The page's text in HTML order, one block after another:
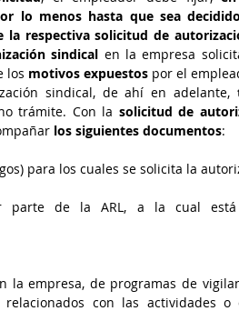
lo menos hasta que sea
la respectiva solicitud de
sindical en la empresa
los motivos expuestos por el
sindical, de ahí en adelante,
trámite. Con la solicitud de
los siguientes documentos:
para los cuales se solicita la
parte de la ARL, a la cual
la empresa, de programas de
con las actividades o